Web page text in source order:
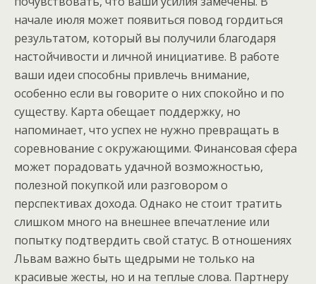
начале июля может появиться повод гордиться
результатом, который вы получили благодаря
настойчивости и личной инициативе. В работе
ваши идеи способны привлечь внимание,
особенно если вы говорите о них спокойно и по
существу. Карта обещает поддержку, но
напоминает, что успех не нужно превращать в
соревнование с окружающими. Финансовая сфера
может порадовать удачной возможностью,
полезной покупкой или разговором о
перспективах дохода. Однако не стоит тратить
слишком много на внешнее впечатление или
попытку подтвердить свой статус. В отношениях
Львам важно быть щедрыми не только на
красивые жесты, но и на теплые слова. Партнеру